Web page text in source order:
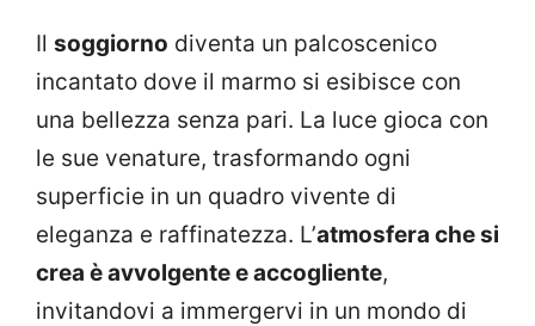
Il soggiorno diventa un palcoscenico
incantato dove il marmo si esibisce con
una bellezza senza pari. La luce gioca con
le sue venature, trasformando ogni
superficie in un quadro vivente di
eleganza e raffinatezza. L’atmosfera che si
crea è avvolgente e accogliente,
invitandovi a immergervi in un mondo di